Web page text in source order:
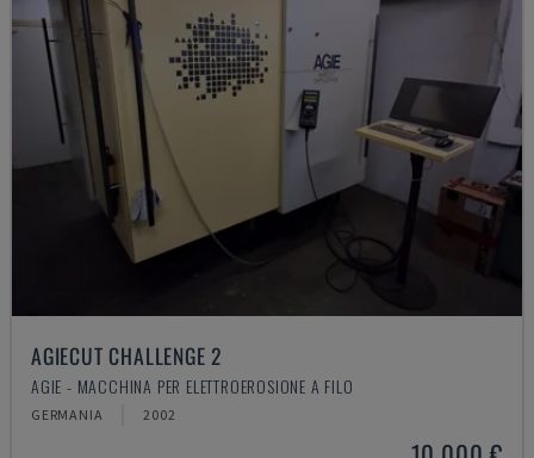
AGIECUT CHALLENGE 2
AGIE - MACCHINA PER ELETTROEROSIONE A FILO
GERMANIA 2002